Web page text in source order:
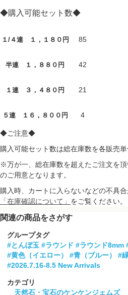
◆購入可能セット数◆
１/４連 １，１８０円 85
半連 １，８８０円 42
１連 ３，４８０円 21
５連 １６，８００円 4
◆ご注意◆
購入可能セット数は総在庫数を各販売単
※万が一、総在庫数を超えたご注文を
のご用意となります。
購入時、カートに入らないなどの不具合
「在庫確認について」 をご覧ください。
関連の商品をさがす
グループタグ
#とんぼ玉 #ラウンド #ラウンド8mm
#黄色（イエロー）
#青（ブルー）
#
#2026.7.16-8.5 New Arrivals
カテゴリ
天然石・宝石のケンケンジェムズ